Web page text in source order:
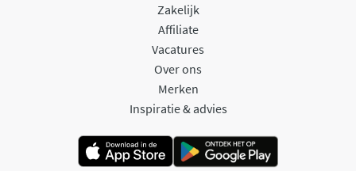
Zakelijk
Affiliate
Vacatures
Over ons
Merken
Inspiratie & advies